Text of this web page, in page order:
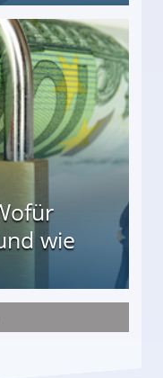
wie